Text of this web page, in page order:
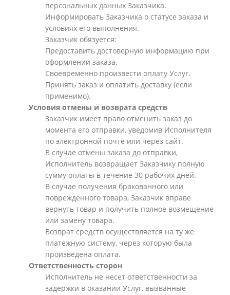
персональных данных Заказчика.
Информировать Заказчика о статусе заказа и
условиях его выполнения.
Заказчик обязуется:
Предоставить достоверную информацию при
оформлении заказа.
Своевременно произвести оплату Услуг.
Принять заказ и оплатить доставку (если
применимо).
Условия отмены и возврата средств
Заказчик имеет право отменить заказ до
момента его отправки, уведомив Исполнителя
по электронной почте или через сайт.
В случае отмены заказа до отправки,
Исполнитель возвращает Заказчику полную
сумму оплаты в течение 30 рабочих дней.
В случае получения бракованного или
поврежденного товара, Заказчик вправе
вернуть товар и получить полное возмещение
или замену товара.
Возврат средств осуществляется на ту же
платежную систему, через которую была
произведена оплата.
Ответственность сторон
Исполнитель не несет ответственности за
задержки в оказании Услуг, вызванные